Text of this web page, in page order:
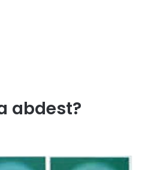
abdest?